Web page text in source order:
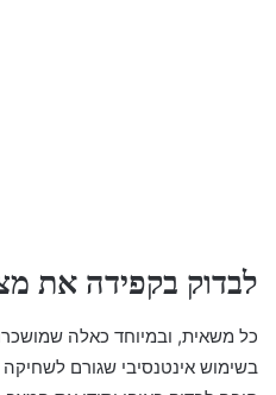
לבדוק בקפידה את
כל משאית, ובמיוחד כאלה
בשימוש אינטנסיבי שגורם